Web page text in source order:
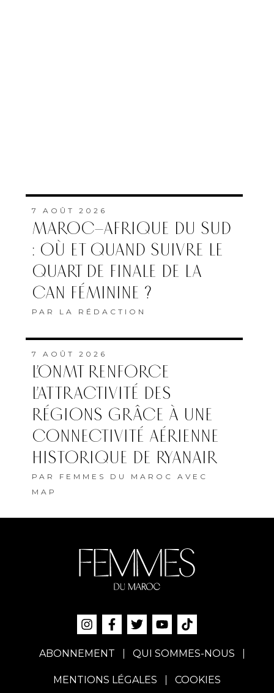
7 AOÛT 2026
MAROC–AFRIQUE DU SUD
: OÙ ET QUAND SUIVRE LE
QUART DE FINALE DE LA
CAN FÉMININE ?
PAR LA RÉDACTION
7 AOÛT 2026
L’ONMT RENFORCE
L’ATTRACTIVITÉ DES
RÉGIONS GRÂCE À UNE
CONNECTIVITÉ AÉRIENNE
HISTORIQUE DE RYANAIR
PAR FEMMES DU MAROC AVEC
MAP
ABONNEMENT QUI SOMMES-NOUS
MENTIONS LÉGALES COOKIES